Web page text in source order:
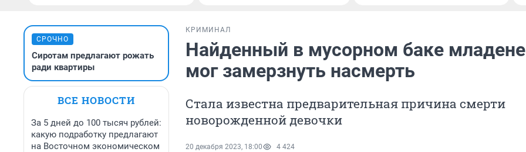
СРОЧНО
Сиротам предлагают рожать
ради квартиры
ВСЕ НОВОСТИ
За 5 дней до 100 тысяч рублей:
какую подработку предлагают
на Восточном экономическом
КРИМИНАЛ
Найденный в мусорном баке
мог замерзнуть насмерть
Стала известна предварительная причина смерти
новорожденной девочки
20 декабря 2023, 18:00 4 424